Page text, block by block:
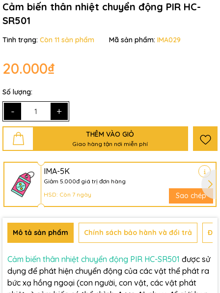
Cảm biến thân nhiệt chuyển động PIR HC-
SR501
Tình trạng: Còn 11 sản phẩm Mã sản phẩm: IMA029
20.000₫
Số lượng:
- +
THÊM VÀO GIỎ
Giao hàng tận nơi miễn phí
IMA-5K
Giảm 5.000đ giá trị đơn hàng
HSD: Còn 7 ngày
Sao chép
Mô tả sản phẩm Chính sách bảo hành và đổi trả
Cảm biến thân nhiệt chuyển động PIR HC-SR501 được sử
dụng để phát hiện chuyển động của các vật thể phát ra
bức xạ hồng ngoại (con người, con vật, các vật phát